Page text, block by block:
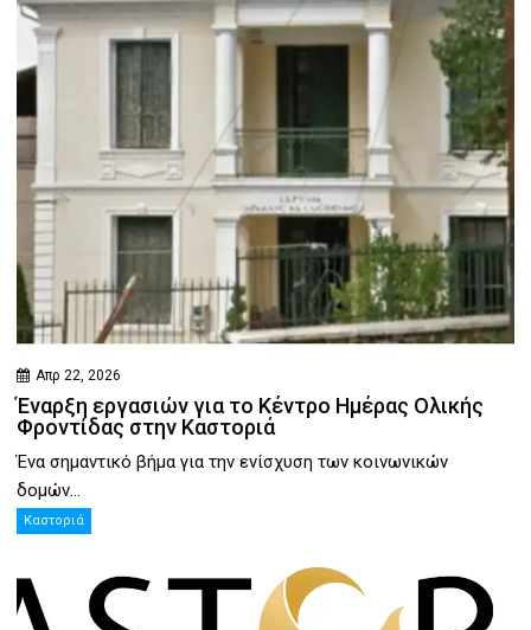
Απρ 22, 2026
Έναρξη εργασιών για το Κέντρο Ημέρας Ολικής
Φροντίδας στην Καστοριά
Ένα σημαντικό βήμα για την ενίσχυση των κοινωνικών
δομών...
Καστοριά